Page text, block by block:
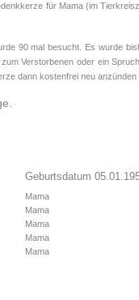
für Mama (im
90 mal besucht. Es wurde
Verstorbenen oder ein
dann kostenfrei neu
Geburtsdatum
Mama
Mama
Mama
Mama
Mama